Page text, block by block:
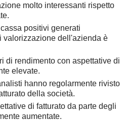
molto interessanti rispetto
positivi generati
valorizzazione dell'azienda è
di rendimento con aspettative di
elevate.
hanno regolarmente rivisto
della società.
di fatturato da parte degli
aumentate.